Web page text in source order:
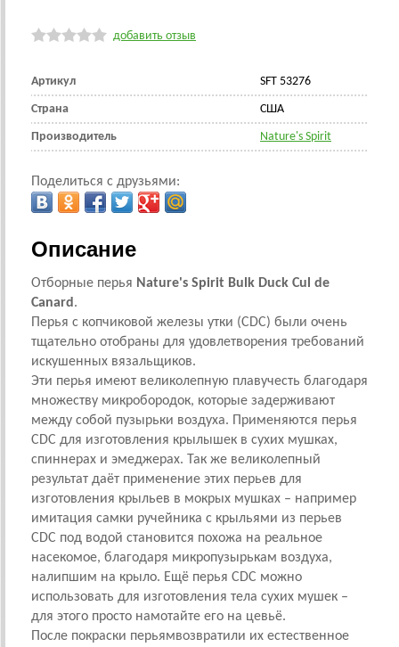
добавить отзыв
Артикул SFT 53276
Страна CША
Производитель Nature's Spirit
Поделиться с друзьями:
Описание
Отборные перья Nature's Spirit Bulk Duck Cul de
Canard .
Перья с копчиковой железы утки (CDC) были очень
тщательно отобраны для удовлетворения требований
искушенных вязальщиков.
Эти перья имеют великолепную плавучесть благодаря
множеству микробородок, которые задерживают
между собой пузырьки воздуха. Применяются перья
CDC для изготовления крылышек в сухих мушках,
спиннерах и эмеджерах. Так же великолепный
результат даёт применение этих перьев для
изготовления крыльев в мокрых мушках – например
имитация самки ручейника с крыльями из перьев
CDC под водой становится похожа на реальное
насекомое, благодаря микропузырькам воздуха,
налипшим на крыло. Ещё перья CDC можно
использовать для изготовления тела сухих мушек –
для этого просто намотайте его на цевьё.
После покраски перьямвозвратили их естественное